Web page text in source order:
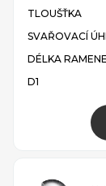
TLOUŠŤKA
SVAŘOVACÍ
DÉLKA RAMENE
D1